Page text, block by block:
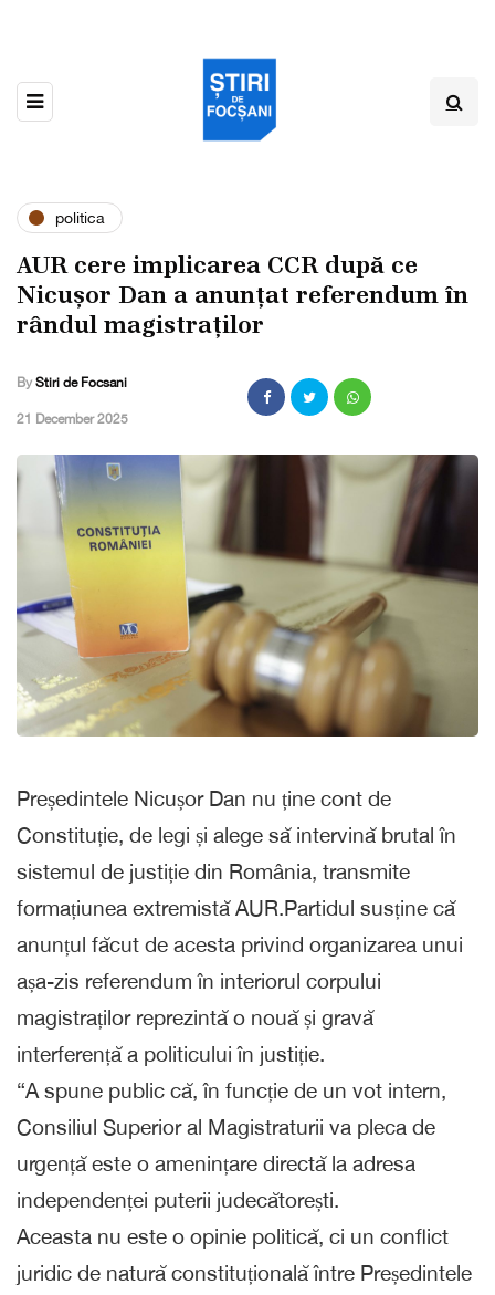
politica
AUR cere implicarea CCR după ce
Nicușor Dan a anunțat referendum în
rândul magistraților
By Stiri de Focsani
,21 December 2025
Președintele Nicușor Dan nu ține cont de
Constituție, de legi și alege să intervină brutal în
sistemul de justiție din România, transmite
formațiunea extremistă AUR.Partidul susține că
anunțul făcut de acesta privind organizarea unui
așa-zis referendum în interiorul corpului
magistraților reprezintă o nouă și gravă
interferență a politicului în justiție.
“A spune public că, în funcție de un vot intern,
Consiliul Superior al Magistraturii va pleca de
urgență este o amenințare directă la adresa
independenței puterii judecătorești.
Aceasta nu este o opinie politică, ci un conflict
juridic de natură constituțională între Președintele